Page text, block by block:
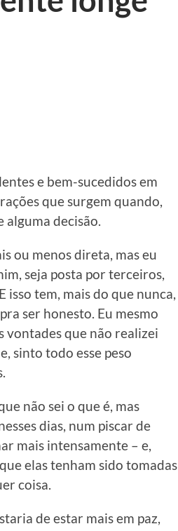
e bem-sucedidos em
que surgem quando,
alguma decisão.
ou menos direta, mas eu
seja posta por terceiros,
isso tem, mais do que nunca,
ser honesto. Eu mesmo
vontades que não realizei
sinto todo esse peso
não sei o que é, mas
dias, num piscar de
mais intensamente – e,
elas tenham sido tomadas
coisa.
de estar mais em paz,